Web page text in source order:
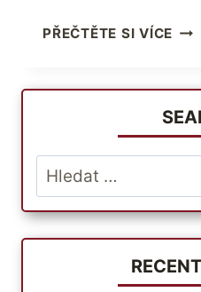
PŘEČTĚTE SI VÍCE
A
Vyhledávání